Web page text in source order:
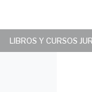
LIBROS Y CURSOS